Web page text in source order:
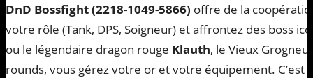
DnD Bossfight (2218-1049-5866) offre de la
votre rôle (Tank, DPS, Soigneur) et affrontez des boss
ou le légendaire dragon rouge Klauth, le Vieux
rounds, vous gérez votre or et votre équipement. C’est